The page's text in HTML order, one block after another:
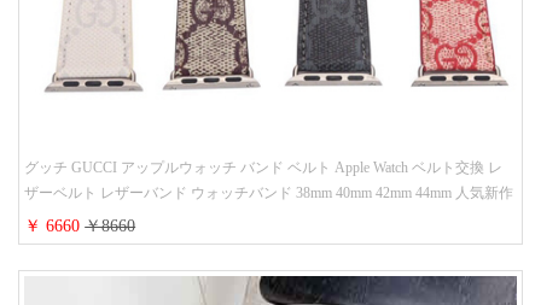
グッチ GUCCI アップルウォッチ バンド ベルト Apple Watch ベルト交換 レ
ザーベルト レザーバンド ウォッチバンド 38mm 40mm 42mm 44mm 人気新作
￥ 6660￥8660